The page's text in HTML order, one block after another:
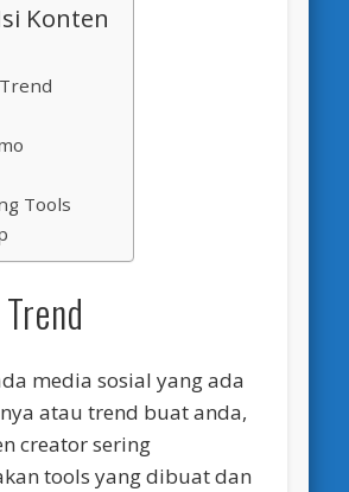
Konten
Tools
media sosial yang ada
atau trend buat anda,
creator sering
tools yang dibuat dan